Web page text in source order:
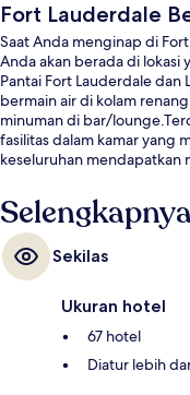
Fort Lauderdale
Saat Anda menginap di
Anda akan berada di lokasi
Pantai Fort Lauderdale dan
bermain air di kolam
minuman di bar/
fasilitas dalam kamar yang
keseluruhan mendapatkan
Sekilas
Ukuran hotel
67 hotel
Diatur lebih